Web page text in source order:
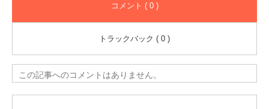
コメント ( 0 )
トラックバック ( 0 )
この記事へのコメントはありません。